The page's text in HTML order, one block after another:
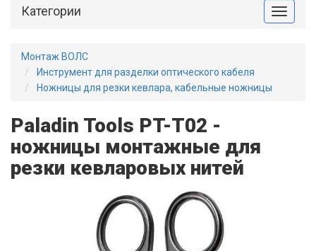
Toggle
Категории
Монтаж ВОЛС
Инструмент для разделки оптического кабеля
Ножницы для резки кевлара, кабельные ножницы
Paladin Tools PT-T02 -
ножницы монтажные для
резки кевларовых нитей